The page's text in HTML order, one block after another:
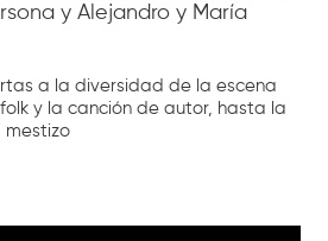
y Alejandro y María
a la diversidad de la escena
y la canción de autor, hasta la
mestizo